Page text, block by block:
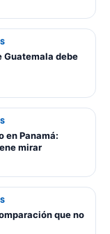
Guatemala debe
en Panamá:
mirar
que no